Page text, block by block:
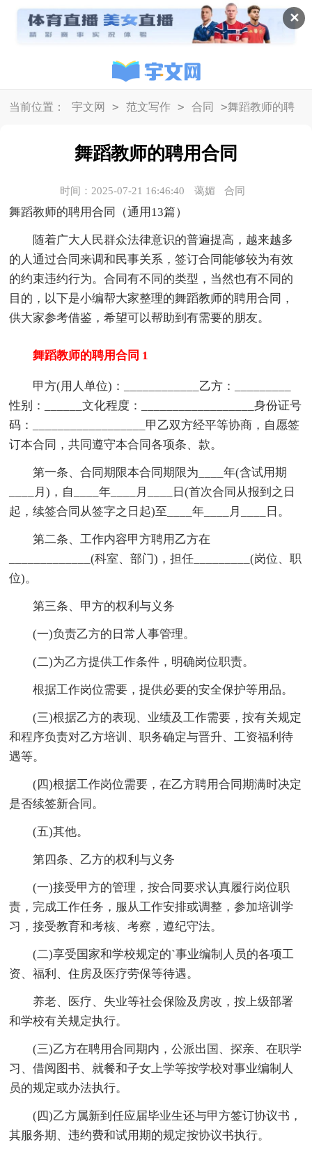
✕
当前位置： 宇文网 > 范文写作 > 合同 >舞蹈教师的聘
舞蹈教师的聘用合同
时间：2025-07-21 16:46:40 蔼媚 合同
舞蹈教师的聘用合同（通用13篇）
随着广大人民群众法律意识的普遍提高，越来越多
的人通过合同来调和民事关系，签订合同能够较为有效
的约束违约行为。合同有不同的类型，当然也有不同的
目的，以下是小编帮大家整理的舞蹈教师的聘用合同，
供大家参考借鉴，希望可以帮助到有需要的朋友。
舞蹈教师的聘用合同 1
甲方(用人单位)：____________乙方：_________
性别：______文化程度：__________________身份证号
码：__________________甲乙双方经平等协商，自愿签
订本合同，共同遵守本合同各项条、款。
第一条、合同期限本合同期限为____年(含试用期
____月)，自____年____月____日(首次合同从报到之日
起，续签合同从签字之日起)至____年____月____日。
第二条、工作内容甲方聘用乙方在
_____________(科室、部门)，担任_________(岗位、职
位)。
第三条、甲方的权利与义务
(一)负责乙方的日常人事管理。
(二)为乙方提供工作条件，明确岗位职责。
根据工作岗位需要，提供必要的安全保护等用品。
(三)根据乙方的表现、业绩及工作需要，按有关规定
和程序负责对乙方培训、职务确定与晋升、工资福利待
遇等。
(四)根据工作岗位需要，在乙方聘用合同期满时决定
是否续签新合同。
(五)其他。
第四条、乙方的权利与义务
(一)接受甲方的管理，按合同要求认真履行岗位职
责，完成工作任务，服从工作安排或调整，参加培训学
习，接受教育和考核、考察，遵纪守法。
(二)享受国家和学校规定的`事业编制人员的各项工
资、福利、住房及医疗劳保等待遇。
养老、医疗、失业等社会保险及房改，按上级部署
和学校有关规定执行。
(三)乙方在聘用合同期内，公派出国、探亲、在职学
习、借阅图书、就餐和子女上学等按学校对事业编制人
员的规定或办法执行。
(四)乙方属新到任应届毕业生还与甲方签订协议书，
其服务期、违约费和试用期的规定按协议书执行。